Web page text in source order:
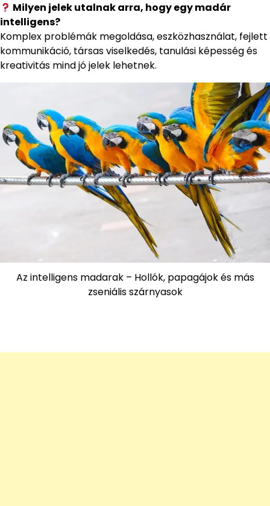
Milyen jelek utalnak arra, hogy egy madár
intelligens?
Komplex problémák megoldása, eszközhasználat, fejlett
kommunikáció, társas viselkedés, tanulási képesség és
kreativitás mind jó jelek lehetnek.
Az intelligens madarak – Hollók, papagájok és más
zseniális szárnyasok